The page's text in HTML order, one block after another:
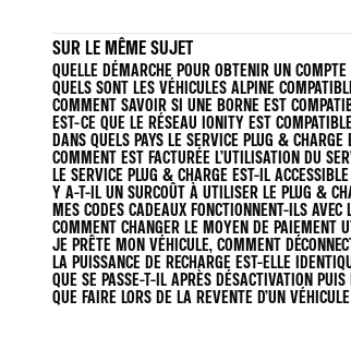
SUR LE MÊME SUJET
QUELLE DÉMARCHE POUR OBTENIR UN
QUELS SONT LES VÉHICULES ALPINE
COMMENT SAVOIR SI UNE BORNE EST
EST-CE QUE LE RÉSEAU IONITY EST
DANS QUELS PAYS LE SERVICE PLUG &
COMMENT EST FACTURÉE L’UTILISATION DU
LE SERVICE PLUG & CHARGE EST-IL
Y A-T-IL UN SURCOÛT À UTILISER LE PLUG &
MES CODES CADEAUX FONCTIONNENT-ILS
COMMENT CHANGER LE MOYEN DE PAIEMENT
JE PRÊTE MON VÉHICULE, COMMENT
LA PUISSANCE DE RECHARGE EST-ELLE
QUE SE PASSE-T-IL APRÈS DÉSACTIVATION
QUE FAIRE LORS DE LA REVENTE D’UN